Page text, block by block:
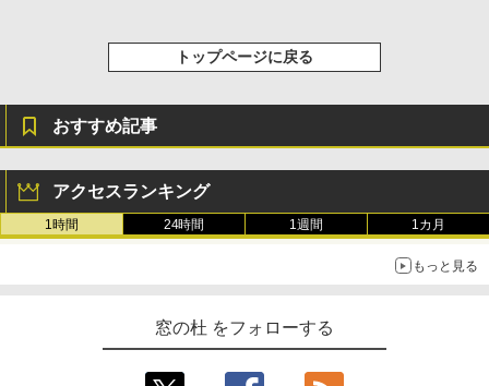
トップページに戻る
おすすめ記事
アクセスランキング
1時間 24時間 1週間 1カ月
もっと見る
窓の杜 をフォローする